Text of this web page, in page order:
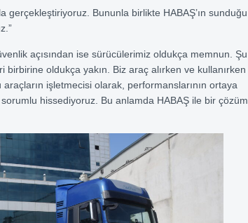
gerçekleştiriyoruz. Bununla birlikte HABAŞ’ın sunduğu
açısından ise sürücülerimiz oldukça memnun. Şu
oldukça yakın. Biz araç alırken ve kullanırken
işletmecisi olarak, performanslarının ortaya
sorumlu hissediyoruz. Bu anlamda HABAŞ ile bir çözüm